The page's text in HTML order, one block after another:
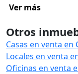
Ver más
Otros
Casas en venta en
Locales en venta
Oficinas en venta